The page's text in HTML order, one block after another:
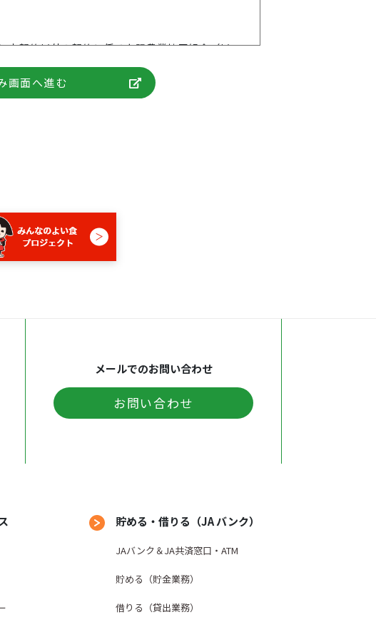
本契約以外の契約に係る上記農業協同組合（以
断ならびに与信後の管理（代位弁済後の求償
消滅した権利、およびこれら権利に付随したい
情報（以下これらを総称して「個人情報」とい
、性別、年齢、続柄、生年月日、住所、電話番
支払金額、支払方法、振替口座等、本契約に
、完済等により消滅した権利、およびこれら権
支払能力を調査するため、私が申告した私の資
条に掲げる共同利用する者（組合を含む）との
確認のための情報（センシティブ情報を除
機関と提携する個人信用情報機関に私の個人情
メールでのお問い合わせ
お問い合わせ
貯める・借りる（JA バンク）
JAバンク＆JA共済窓口・ATM
貯める（貯金業務）
借りる（貸出業務）